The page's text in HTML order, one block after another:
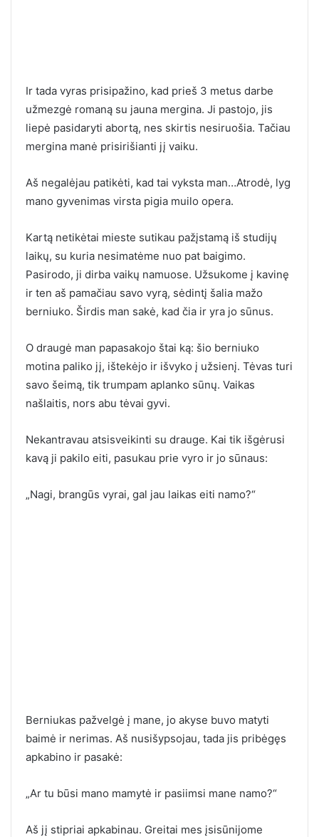
Ir tada vyras prisipažino, kad prieš 3 metus darbe
užmezgė romaną su jauna mergina. Ji pastojo, jis
liepė pasidaryti abortą, nes skirtis nesiruošia. Tačiau
mergina manė prisirišianti jį vaiku.
Aš negalėjau patikėti, kad tai vyksta man…Atrodė, lyg
mano gyvenimas virsta pigia muilo opera.
Kartą netikėtai mieste sutikau pažįstamą iš studijų
laikų, su kuria nesimatėme nuo pat baigimo.
Pasirodo, ji dirba vaikų namuose. Užsukome į kavinę
ir ten aš pamačiau savo vyrą, sėdintį šalia mažo
berniuko. Širdis man sakė, kad čia ir yra jo sūnus.
O draugė man papasakojo štai ką: šio berniuko
motina paliko jį, ištekėjo ir išvyko į užsienį. Tėvas turi
savo šeimą, tik trumpam aplanko sūnų. Vaikas
našlaitis, nors abu tėvai gyvi.
Nekantravau atsisveikinti su drauge. Kai tik išgėrusi
kavą ji pakilo eiti, pasukau prie vyro ir jo sūnaus:
„Nagi, brangūs vyrai, gal jau laikas eiti namo?“
Berniukas pažvelgė į mane, jo akyse buvo matyti
baimė ir nerimas. Aš nusišypsojau, tada jis pribėgęs
apkabino ir pasakė:
„Ar tu būsi mano mamytė ir pasiimsi mane namo?“
Aš jį stipriai apkabinau. Greitai mes įsisūnijome